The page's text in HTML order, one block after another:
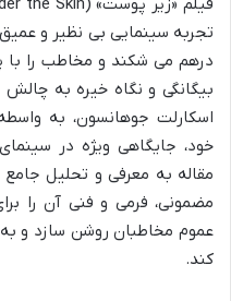
تجربه سینمایی بی نظیر و
درهم می شکند و مخاطب را با
بیگانگی و نگاه خیره به
اسکارلت جوهانسون، به
خود، جایگاهی ویژه در
مقاله به معرفی و تحلیل جامع
مضمونی، فرمی و فنی آن را
عموم مخاطبان روشن سازد و
کند.